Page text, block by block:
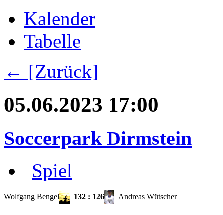
Kalender
Tabelle
← [Zurück]
05.06.2023 17:00
Soccerpark Dirmstein
Spiel
Wolfgang Bengel 132 : 126 Andreas Wütscher